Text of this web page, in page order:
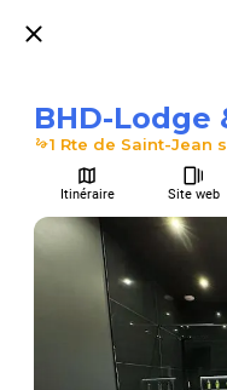
BHD-Lodge
1 Rte de Saint-Jean
Itinéraire Site web